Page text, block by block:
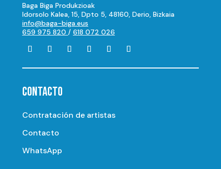
Baga Biga Produkzioak
Idorsolo Kalea, 15, Dpto 5, 48160, Derio, Bizkaia
info@baga-biga.eus
659 975 820 / 618 072 026
CONTACTO
Contratación de artistas
Contacto
WhatsApp